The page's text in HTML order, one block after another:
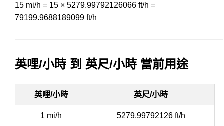
15 mi/h = 15 × 5279.99792126066 ft/h =
79199.9688189099 ft/h
英哩/小時 到 英尺/小時 當前用途
英哩/小時 英尺/小時
1 mi/h 5279.99792126 ft/h